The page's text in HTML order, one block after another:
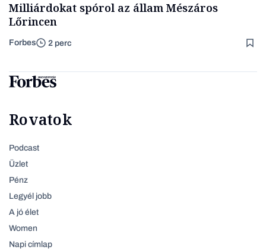
Milliárdokat spórol az állam Mészáros
Lőrincen
Forbes 2 perc
Rovatok
Podcast
Üzlet
Pénz
Legyél jobb
A jó élet
Women
Napi címlap